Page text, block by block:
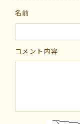
名前
コメント内容